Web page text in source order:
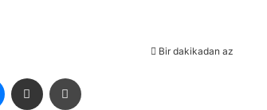
Bir dakikadan az
MessengerE-Posta ile paylaş